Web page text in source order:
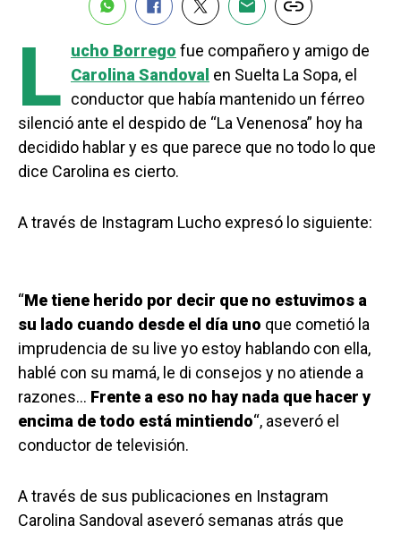
L ucho Borrego fue compañero y amigo de
Carolina Sandoval en Suelta La Sopa, el
conductor que había mantenido un férreo
silenció ante el despido de “La Venenosa” hoy ha
decidido hablar y es que parece que no todo lo que
dice Carolina es cierto.
A través de Instagram Lucho expresó lo siguiente:
“Me tiene herido por decir que no estuvimos a
su lado cuando desde el día uno que cometió la
imprudencia de su live yo estoy hablando con ella,
hablé con su mamá, le di consejos y no atiende a
razones… Frente a eso no hay nada que hacer y
encima de todo está mintiendo“, aseveró el
conductor de televisión.
A través de sus publicaciones en Instagram
Carolina Sandoval aseveró semanas atrás que